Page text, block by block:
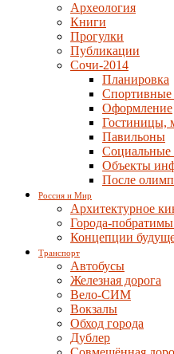
Археология
Книги
Прогулки
Публикации
Сочи-2014
Планировка
Спортивные
Оформление
Гостиницы,
Павильоны
Социальные
Объекты
После
Россия и Мир
Архитектурное
Города-
Концепции
Транспорт
Автобусы
Железная дорога
Вело-СИМ
Вокзалы
Обход города
Дублер